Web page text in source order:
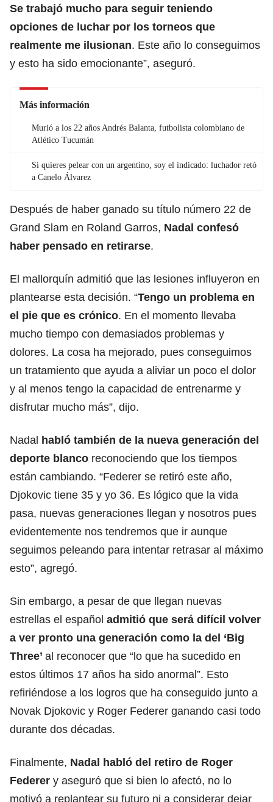
Se trabajó mucho para seguir teniendo
opciones de luchar por los torneos que
realmente me ilusionan. Este año lo conseguimos
y esto ha sido emocionante”, aseguró.
Más información
Murió a los 22 años Andrés Balanta, futbolista colombiano de
Atlético Tucumán
Si quieres pelear con un argentino, soy el indicado: luchador retó
a Canelo Álvarez
Después de haber ganado su título número 22 de
Grand Slam en Roland Garros, Nadal confesó
haber pensado en retirarse.
El mallorquín admitió que las lesiones influyeron en
plantearse esta decisión. “Tengo un problema en
el pie que es crónico. En el momento llevaba
mucho tiempo con demasiados problemas y
dolores. La cosa ha mejorado, pues conseguimos
un tratamiento que ayuda a aliviar un poco el dolor
y al menos tengo la capacidad de entrenarme y
disfrutar mucho más”, dijo.
Nadal habló también de la nueva generación del
deporte blanco reconociendo que los tiempos
están cambiando. “Federer se retiró este año,
Djokovic tiene 35 y yo 36. Es lógico que la vida
pasa, nuevas generaciones llegan y nosotros pues
evidentemente nos tendremos que ir aunque
seguimos peleando para intentar retrasar al máximo
esto”, agregó.
Sin embargo, a pesar de que llegan nuevas
estrellas el español admitió que será difícil volver
a ver pronto una generación como la del ‘Big
Three’ al reconocer que “lo que ha sucedido en
estos últimos 17 años ha sido anormal”. Esto
refiriéndose a los logros que ha conseguido junto a
Novak Djokovic y Roger Federer ganando casi todo
durante dos décadas.
Finalmente, Nadal habló del retiro de Roger
Federer y aseguró que si bien lo afectó, no lo
motivó a replantear su futuro ni a considerar dejar